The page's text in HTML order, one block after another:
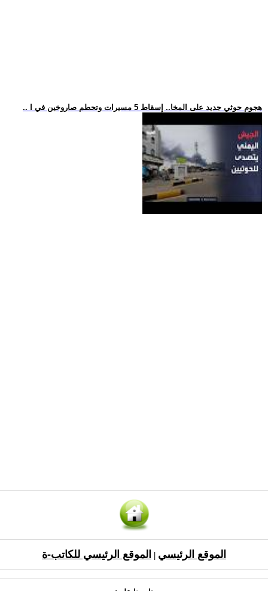
.. هجوم حوثي جديد على المخا.. إسقاط 5 مسيرات وتحطم صاروخين في ا
الموقع الرئيسي الموقع الرئيسي للكاتب-ة